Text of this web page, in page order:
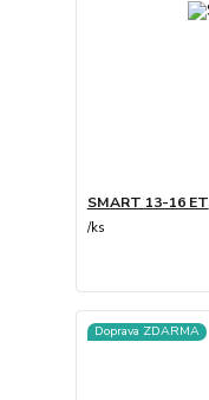
SMART 13-16 ET
/ks
Doprava ZDARMA